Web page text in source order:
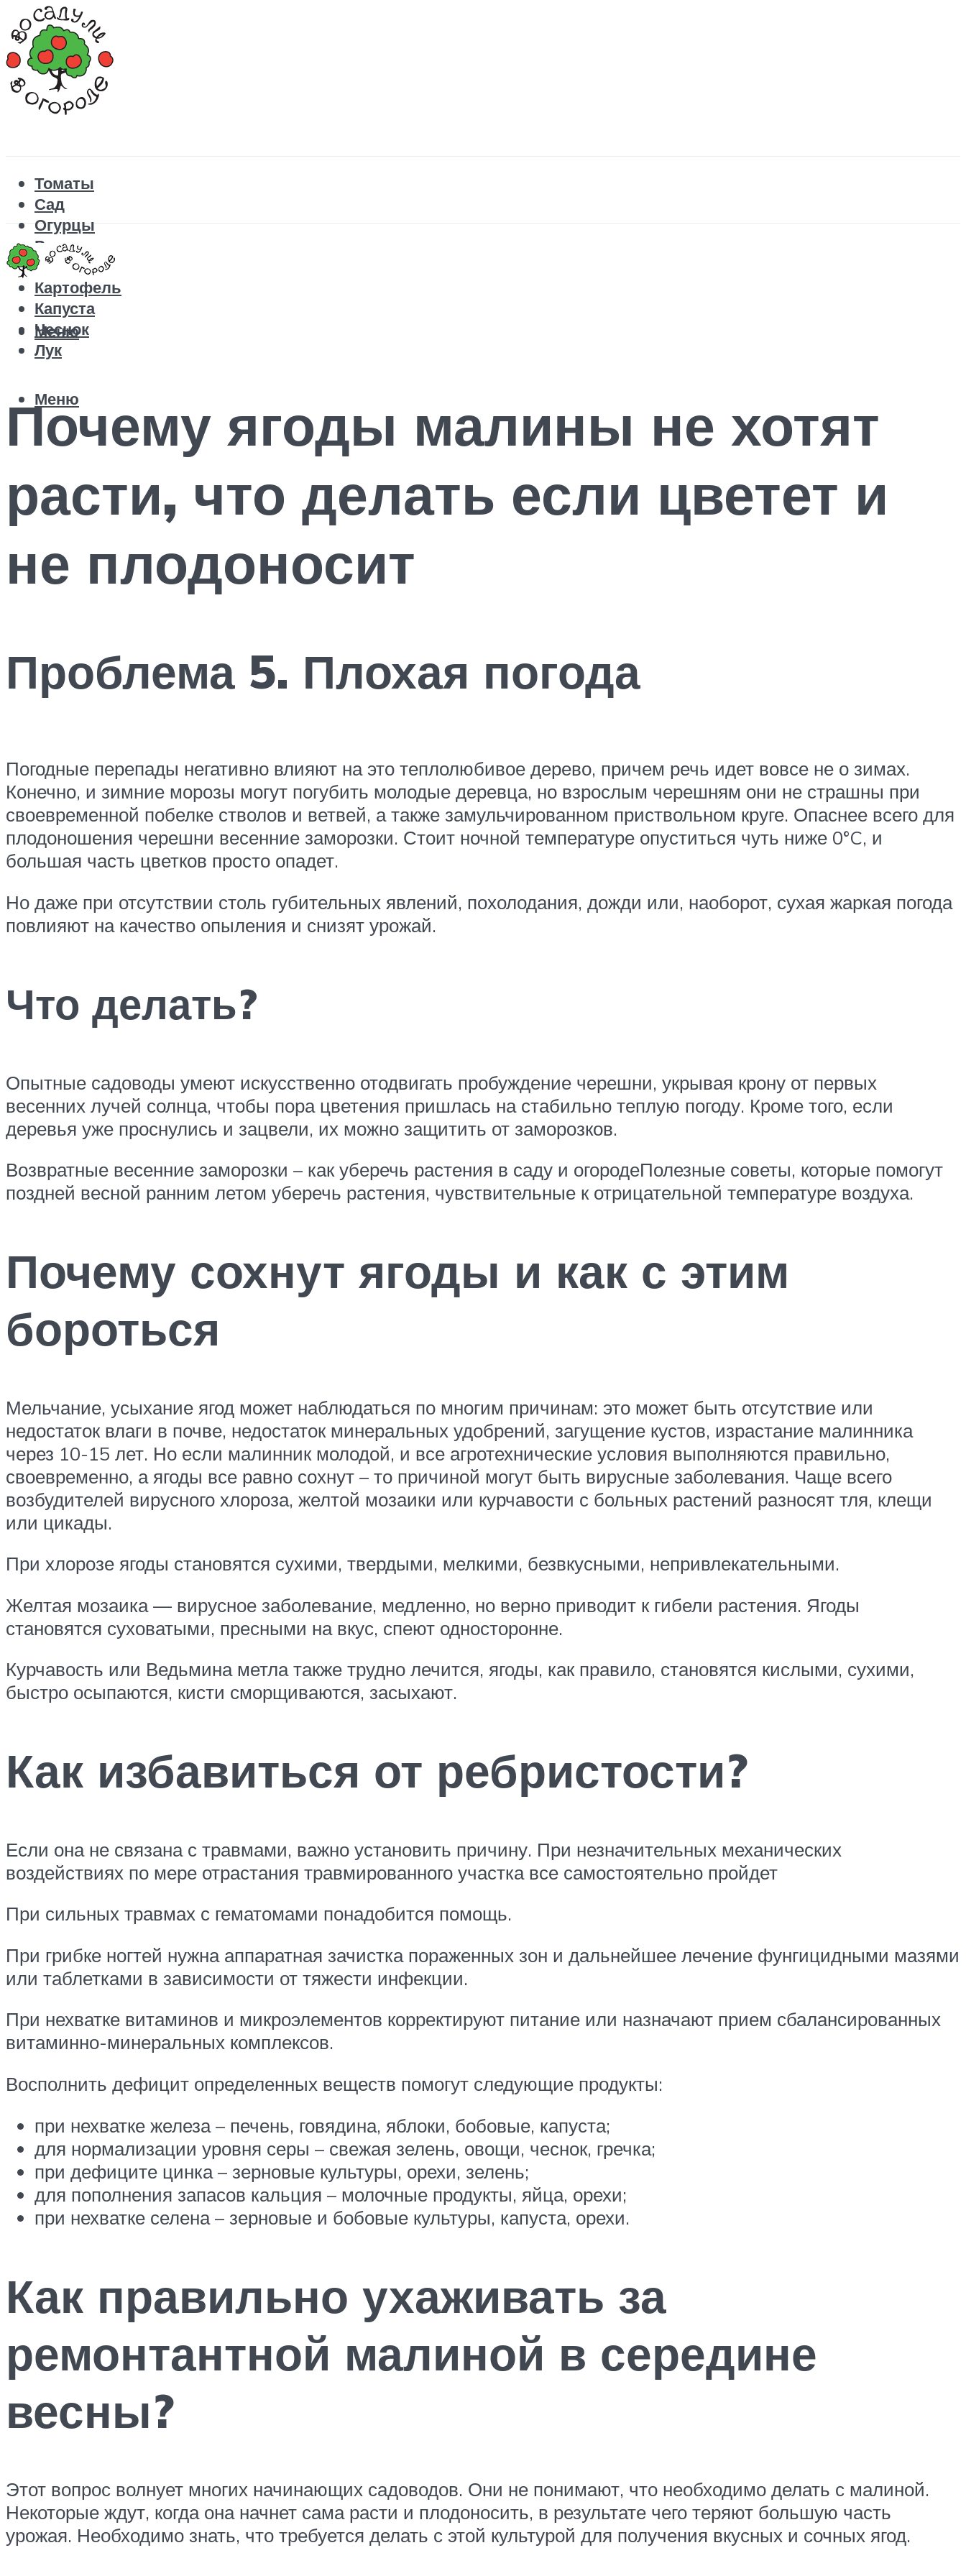
Томаты
Сад
Огурцы
Рецепты
Перец
Картофель
Капуста
Чеснок
Лук
Меню
Меню
Почему ягоды малины не хотят
расти, что делать если цветет и
не плодоносит
Проблема 5. Плохая погода
Погодные перепады негативно влияют на это теплолюбивое дерево, причем речь идет вовсе не о зимах.
Конечно, и зимние морозы могут погубить молодые деревца, но взрослым черешням они не страшны при
своевременной побелке стволов и ветвей, а также замульчированном приствольном круге. Опаснее всего для
плодоношения черешни весенние заморозки. Стоит ночной температуре опуститься чуть ниже 0°C, и
большая часть цветков просто опадет.
Но даже при отсутствии столь губительных явлений, похолодания, дожди или, наоборот, сухая жаркая погода
повлияют на качество опыления и снизят урожай.
Что делать?
Опытные садоводы умеют искусственно отодвигать пробуждение черешни, укрывая крону от первых
весенних лучей солнца, чтобы пора цветения пришлась на стабильно теплую погоду. Кроме того, если
деревья уже проснулись и зацвели, их можно защитить от заморозков.
Возвратные весенние заморозки – как уберечь растения в саду и огородеПолезные советы, которые помогут
поздней весной ранним летом уберечь растения, чувствительные к отрицательной температуре воздуха.
Почему сохнут ягоды и как с этим
бороться
Мельчание, усыхание ягод может наблюдаться по многим причинам: это может быть отсутствие или
недостаток влаги в почве, недостаток минеральных удобрений, загущение кустов, израстание малинника
через 10-15 лет. Но если малинник молодой, и все агротехнические условия выполняются правильно,
своевременно, а ягоды все равно сохнут – то причиной могут быть вирусные заболевания. Чаще всего
возбудителей вирусного хлороза, желтой мозаики или курчавости с больных растений разносят тля, клещи
или цикады.
При хлорозе ягоды становятся сухими, твердыми, мелкими, безвкусными, непривлекательными.
Желтая мозаика — вирусное заболевание, медленно, но верно приводит к гибели растения. Ягоды
становятся суховатыми, пресными на вкус, спеют односторонне.
Курчавость или Ведьмина метла также трудно лечится, ягоды, как правило, становятся кислыми, сухими,
быстро осыпаются, кисти сморщиваются, засыхают.
Как избавиться от ребристости?
Если она не связана с травмами, важно установить причину. При незначительных механических
воздействиях по мере отрастания травмированного участка все самостоятельно пройдет
При сильных травмах с гематомами понадобится помощь.
При грибке ногтей нужна аппаратная зачистка пораженных зон и дальнейшее лечение фунгицидными мазями
или таблетками в зависимости от тяжести инфекции.
При нехватке витаминов и микроэлементов корректируют питание или назначают прием сбалансированных
витаминно-минеральных комплексов.
Восполнить дефицит определенных веществ помогут следующие продукты:
при нехватке железа – печень, говядина, яблоки, бобовые, капуста;
для нормализации уровня серы – свежая зелень, овощи, чеснок, гречка;
при дефиците цинка – зерновые культуры, орехи, зелень;
для пополнения запасов кальция – молочные продукты, яйца, орехи;
при нехватке селена – зерновые и бобовые культуры, капуста, орехи.
Как правильно ухаживать за
ремонтантной малиной в середине
весны?
Этот вопрос волнует многих начинающих садоводов. Они не понимают, что необходимо делать с малиной.
Некоторые ждут, когда она начнет сама расти и плодоносить, в результате чего теряют большую часть
урожая. Необходимо знать, что требуется делать с этой культурой для получения вкусных и сочных ягод.